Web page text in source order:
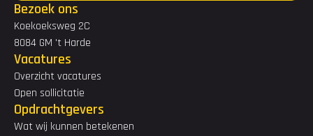
Bezoek ons
Koekoeksweg 2C
8084 GM 't Harde
Vacatures
Overzicht vacatures
Open sollicitatie
Opdrachtgevers
Wat wij kunnen betekenen